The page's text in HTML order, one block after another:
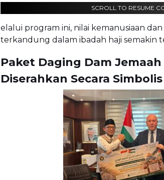
SCROLL TO RESUME
elalui program ini, nilai kemanusiaan
terkandung dalam ibadah haji semakin
Paket Daging Dam
Diserahkan Secara Simbolis